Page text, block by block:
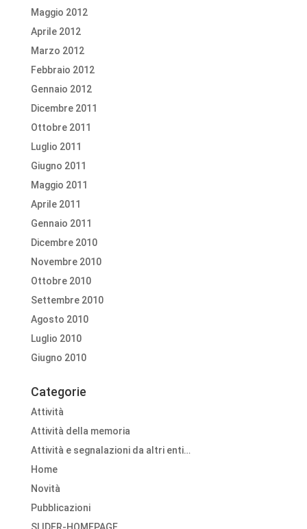
Maggio 2012
Aprile 2012
Marzo 2012
Febbraio 2012
Gennaio 2012
Dicembre 2011
Ottobre 2011
Luglio 2011
Giugno 2011
Maggio 2011
Aprile 2011
Gennaio 2011
Dicembre 2010
Novembre 2010
Ottobre 2010
Settembre 2010
Agosto 2010
Luglio 2010
Giugno 2010
Categorie
Attività
Attività della memoria
Attività e segnalazioni da altri enti…
Home
Novità
Pubblicazioni